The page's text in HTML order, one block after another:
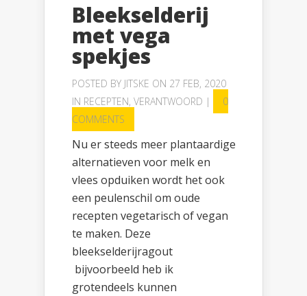
Bleekselderij
met vega
spekjes
POSTED BY JITSKE ON 27 FEB, 2020
IN RECEPTEN, VERANTWOORD |
0
COMMENTS
Nu er steeds meer plantaardige
alternatieven voor melk en
vlees opduiken wordt het ook
een peulenschil om oude
recepten vegetarisch of vegan
te maken. Deze
bleekselderijragout
bijvoorbeeld heb ik
grotendeels kunnen